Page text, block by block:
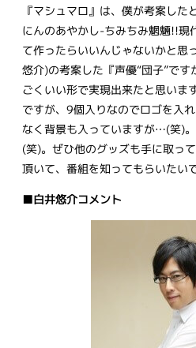
『マシュマロ』は、僕が考案した
にんのあやかし-ちみちみ魍魎!!現
て作ったらいいんじゃないかと思
悠介)の考案した『声優“団子”で
ごくいい形で実現出来たと思いま
ですが、9個入りなのでロゴを入
なく背景も入っていますが…(笑)
(笑)。ぜひ他のグッズも手に取っ
頂いて、番組を知ってもらいたい
■白井悠介コメント